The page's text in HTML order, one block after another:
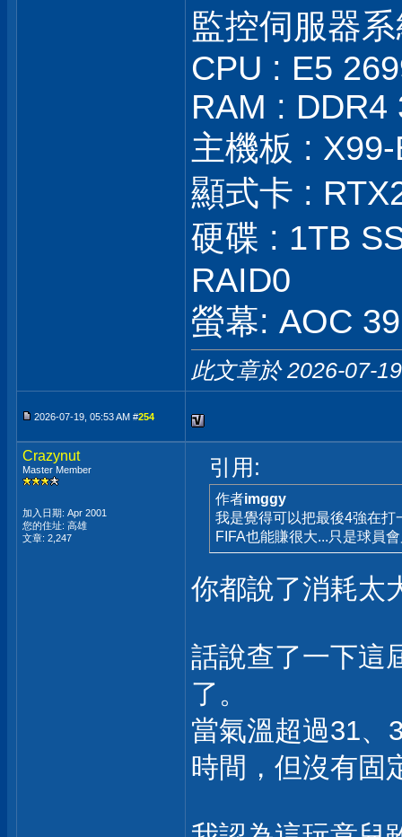
監控伺服器
CPU : E5
RAM : DDR4
主機板 : X99-
顯式卡 :
硬碟 : 1TB
RAID0
螢幕: AOC
此文章於 2026-07-
2026-07-19, 05:53 AM #254
Crazynut
Master Member
加入日期: Apr 2001
您的住址: 高雄
文章: 2,247
引用:
作者imggy
我是覺得可以把最後4強在打
FIFA也能賺很大...只是球員
你都說了消耗太
話說查了一下這
了。
當氣溫超過31
時間，但沒有固